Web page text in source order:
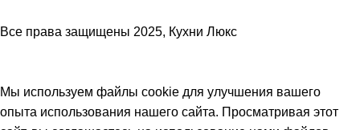
Все права защищены 2025, Кухни Люкс
Мы используем файлы cookie для улучшения вашего
опыта использования нашего сайта. Просматривая этот